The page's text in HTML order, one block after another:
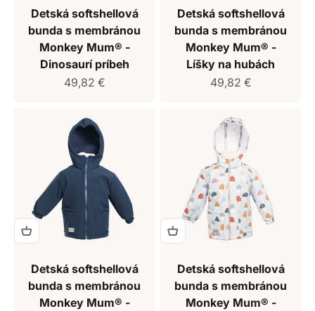
Detská softshellová
bunda s membránou
Monkey Mum® -
Dinosaurí príbeh
Predajná cena
49,82 €
Detská softshellová
bunda s membránou
Monkey Mum® -
Líšky na hubách
Predajná cena
49,82 €
Detská softshellová
bunda s membránou
Monkey Mum® -
Detská softshellová
bunda s membránou
Monkey Mum® -